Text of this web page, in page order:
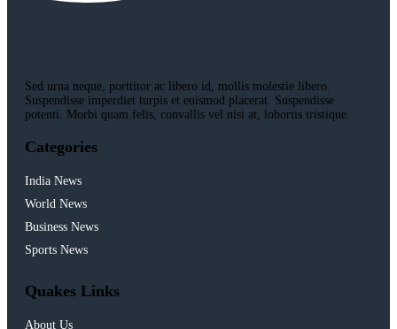
Sed urna neque, porttitor ac libero id, mollis molestie libero.
Suspendisse imperdiet turpis et euismod placerat. Suspendisse
potenti. Morbi quam felis, convallis vel nisi at, lobortis tristique.
Categories
India News
World News
Business News
Sports News
Quakes Links
About Us